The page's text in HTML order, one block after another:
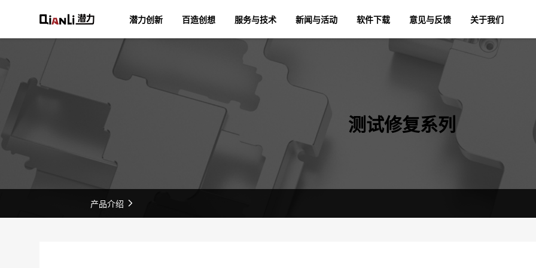
潜力创新 百造创想 服务与技术 新闻与活动 软件下载 意见与反馈 关于我们
测试修复系列
产品介绍